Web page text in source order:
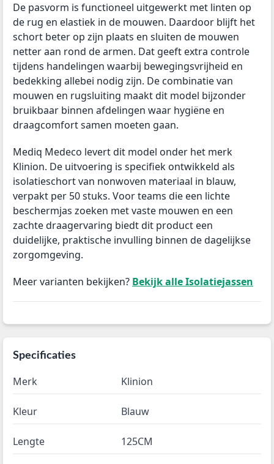
De pasvorm is functioneel uitgewerkt met linten op
de rug en elastiek in de mouwen. Daardoor blijft het
schort beter op zijn plaats en sluiten de mouwen
netter aan rond de armen. Dat geeft extra controle
tijdens handelingen waarbij bewegingsvrijheid en
bedekking allebei nodig zijn. De combinatie van
mouwen en rugsluiting maakt dit model bijzonder
bruikbaar binnen afdelingen waar hygiëne en
draagcomfort samen moeten gaan.
Mediq Medeco levert dit model onder het merk
Klinion. De uitvoering is specifiek ontwikkeld als
isolatieschort van nonwoven materiaal in blauw,
verpakt per 50 stuks. Voor teams die een lichte
beschermjas zoeken met vaste mouwen en een
zachte draagervaring biedt dit product een
duidelijke, praktische invulling binnen de dagelijkse
zorgomgeving.
Meer varianten bekijken? Bekijk alle Isolatiejassen
Specificaties
Merk Klinion
Kleur Blauw
Lengte 125CM